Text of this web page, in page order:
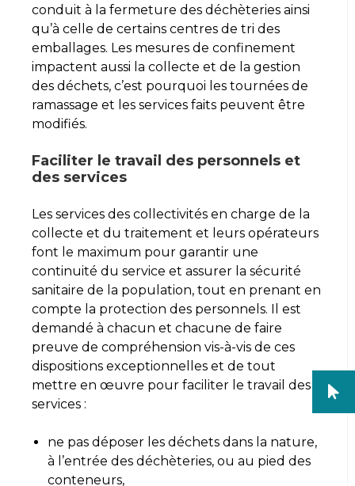
conduit à la fermeture des déchèteries ainsi
qu’à celle de certains centres de tri des
emballages. Les mesures de confinement
impactent aussi la collecte et de la gestion
des déchets, c’est pourquoi les tournées de
ramassage et les services faits peuvent être
modifiés.
Faciliter le travail des personnels et
des services
Les services des collectivités en charge de la
collecte et du traitement et leurs opérateurs
font le maximum pour garantir une
continuité du service et assurer la sécurité
sanitaire de la population, tout en prenant en
compte la protection des personnels. Il est
demandé à chacun et chacune de faire
preuve de compréhension vis-à-vis de ces
dispositions exceptionnelles et de tout
mettre en œuvre pour faciliter le travail des
services :
ne pas déposer les déchets dans la nature,
à l’entrée des déchèteries, ou au pied des
conteneurs,